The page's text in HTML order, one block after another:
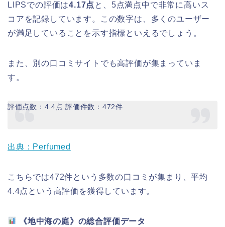
LIPSでの評価は4.17点 と、5点満点中で非常に高いス
コアを記録しています。この数字は、多くのユーザー
が満足していることを示す指標といえるでしょう。
また、別の口コミサイトでも高評価が集まっていま
す。
評価点数：4.4点 評価件数：472件
出典：Perfumed
こちらでは472件という多数の口コミが集まり、平均
4.4点という高評価を獲得しています。
《地中海の庭》の総合評価データ